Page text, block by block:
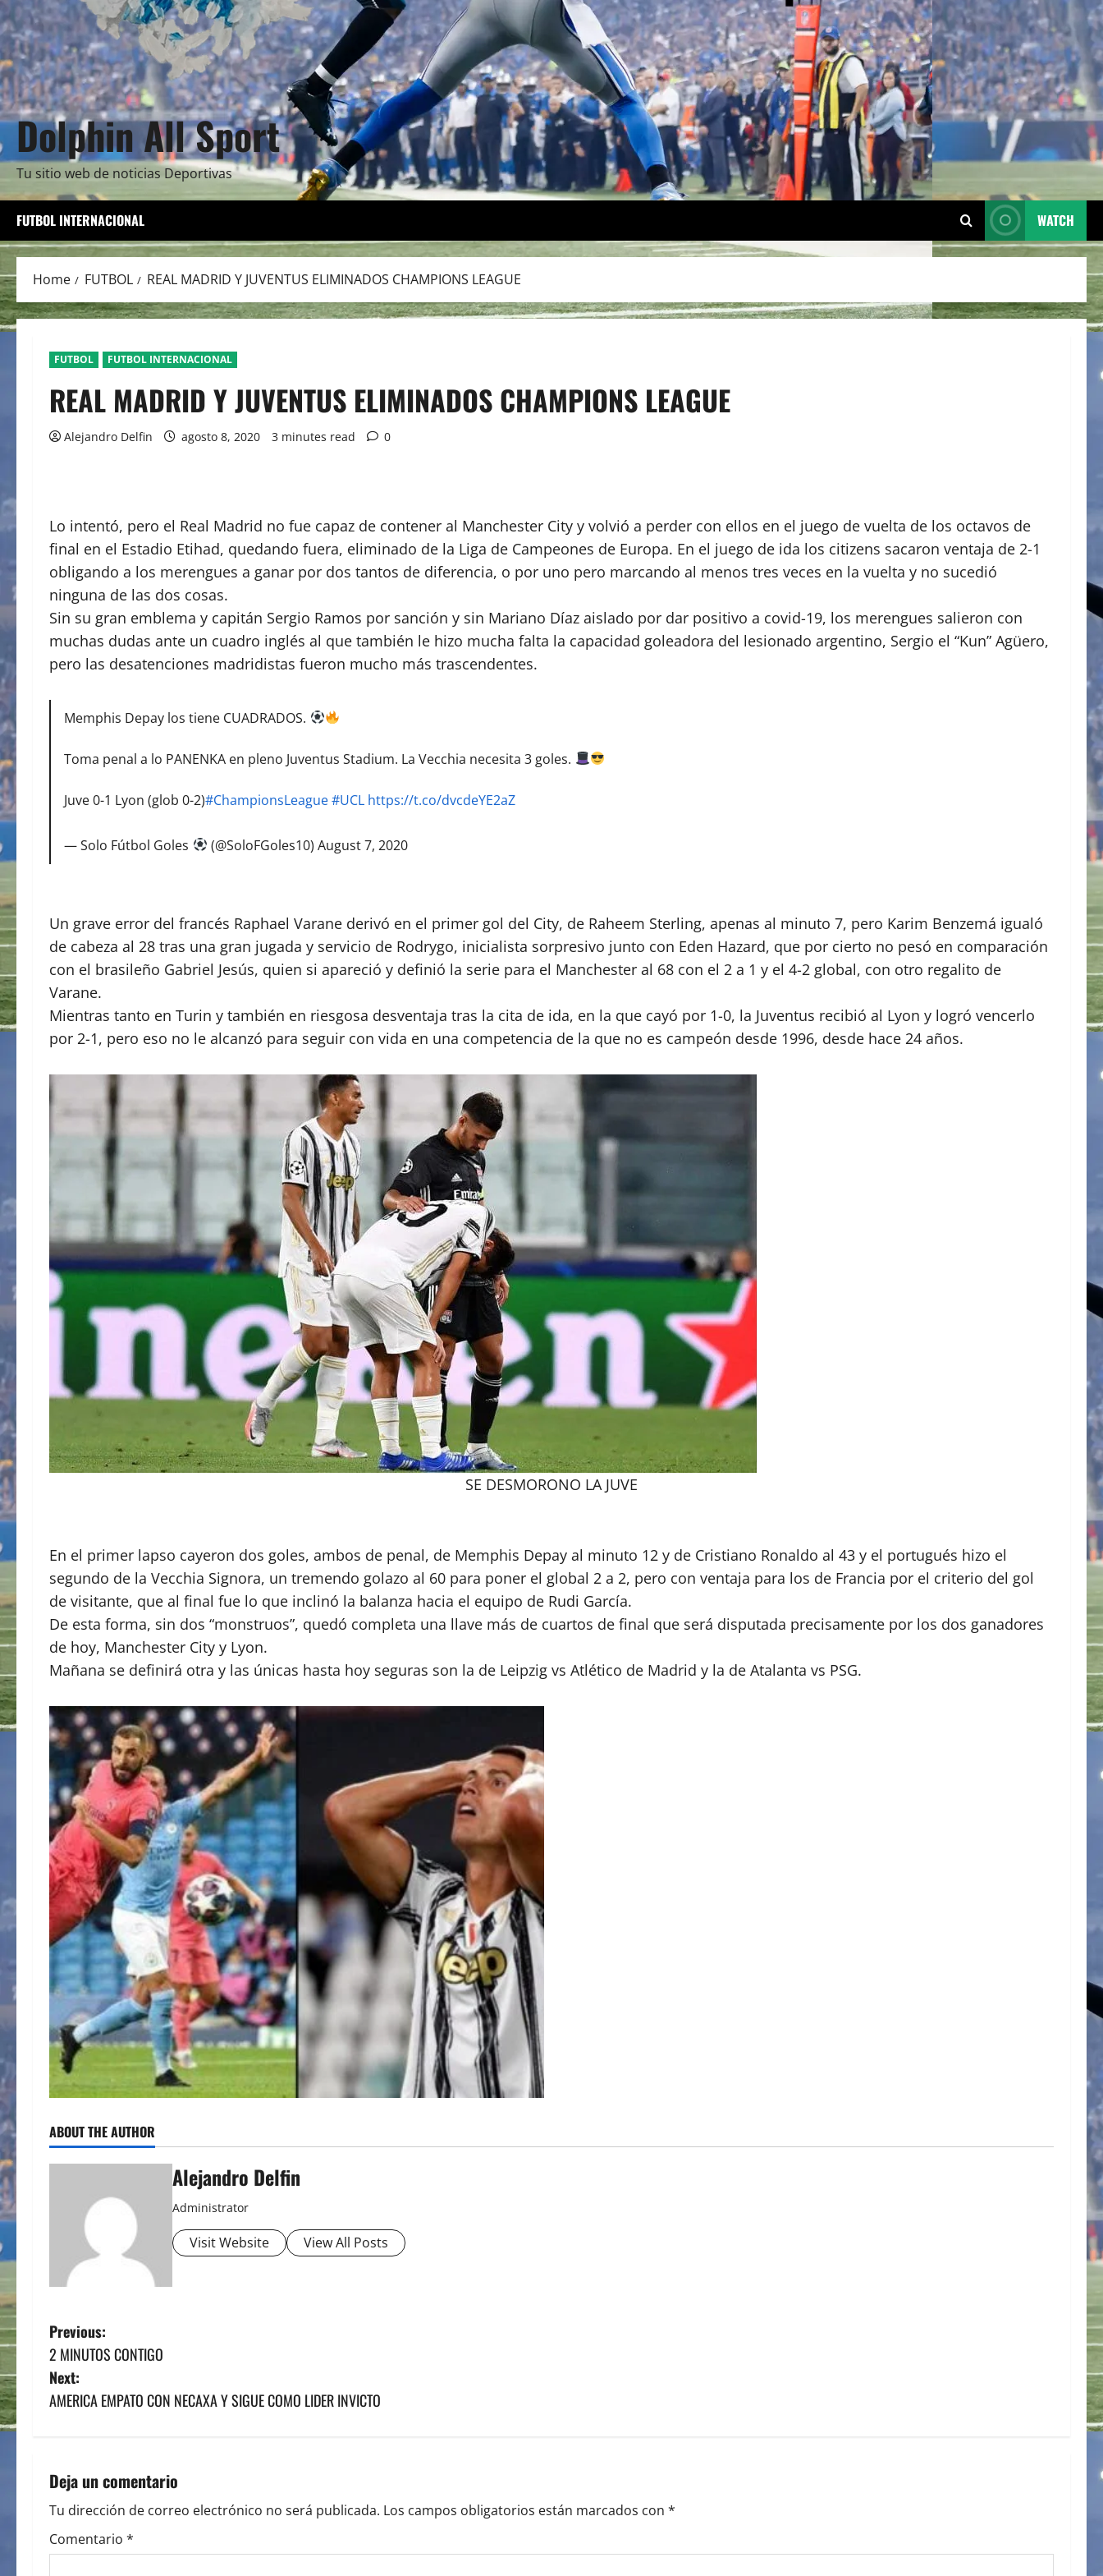
Dolphin All Sport
Tu sitio web de noticias Deportivas
FUTBOL INTERNACIONAL WATCH
Home FUTBOL REAL MADRID Y JUVENTUS ELIMINADOS CHAMPIONS LEAGUE
FUTBOL FUTBOL INTERNACIONAL
REAL MADRID Y JUVENTUS ELIMINADOS CHAMPIONS LEAGUE
Alejandro Delfin agosto 8, 2020 3 minutes read 0
Lo intentó, pero el Real Madrid no fue capaz de contener al Manchester City y volvió a perder con ellos en el juego de vuelta de los octavos de
final en el Estadio Etihad, quedando fuera, eliminado de la Liga de Campeones de Europa. En el juego de ida los citizens sacaron ventaja de 2-1
obligando a los merengues a ganar por dos tantos de diferencia, o por uno pero marcando al menos tres veces en la vuelta y no sucedió
ninguna de las dos cosas.
Sin su gran emblema y capitán Sergio Ramos por sanción y sin Mariano Díaz aislado por dar positivo a covid-19, los merengues salieron con
muchas dudas ante un cuadro inglés al que también le hizo mucha falta la capacidad goleadora del lesionado argentino, Sergio el “Kun” Agüero,
pero las desatenciones madridistas fueron mucho más trascendentes.
Memphis Depay los tiene CUADRADOS.
Toma penal a lo PANENKA en pleno Juventus Stadium. La Vecchia necesita 3 goles.
Juve 0-1 Lyon (glob 0-2)#ChampionsLeague#UCL https://t.co/dvcdeYE2aZ
— Solo Fútbol Goles (@SoloFGoles10) August 7, 2020
Un grave error del francés Raphael Varane derivó en el primer gol del City, de Raheem Sterling, apenas al minuto 7, pero Karim Benzemá igualó
de cabeza al 28 tras una gran jugada y servicio de Rodrygo, inicialista sorpresivo junto con Eden Hazard, que por cierto no pesó en comparación
con el brasileño Gabriel Jesús, quien si apareció y definió la serie para el Manchester al 68 con el 2 a 1 y el 4-2 global, con otro regalito de
Varane.
Mientras tanto en Turin y también en riesgosa desventaja tras la cita de ida, en la que cayó por 1-0, la Juventus recibió al Lyon y logró vencerlo
por 2-1, pero eso no le alcanzó para seguir con vida en una competencia de la que no es campeón desde 1996, desde hace 24 años.
SE DESMORONO LA JUVE
En el primer lapso cayeron dos goles, ambos de penal, de Memphis Depay al minuto 12 y de Cristiano Ronaldo al 43 y el portugués hizo el
segundo de la Vecchia Signora, un tremendo golazo al 60 para poner el global 2 a 2, pero con ventaja para los de Francia por el criterio del gol
de visitante, que al final fue lo que inclinó la balanza hacia el equipo de Rudi García.
De esta forma, sin dos “monstruos”, quedó completa una llave más de cuartos de final que será disputada precisamente por los dos ganadores
de hoy, Manchester City y Lyon.
Mañana se definirá otra y las únicas hasta hoy seguras son la de Leipzig vs Atlético de Madrid y la de Atalanta vs PSG.
ABOUT THE AUTHOR
Alejandro Delfin
Administrator
Visit Website View All Posts
P
o
s
n
a
v
Previous:
2 MINUTOS CONTIGO
Next:
AMERICA EMPATO CON NECAXA Y SIGUE COMO LIDER INVICTO
Deja un comentario
Tu dirección de correo electrónico no será publicada. Los campos obligatorios están marcados con *
Comentario *